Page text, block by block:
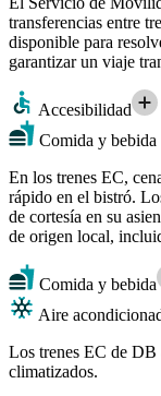
transferencias entre
disponible para
garantizar un viaje
Accesibilidad
Comida y bebida
En los trenes EC,
rápido en el bistró.
de cortesía en su
de origen local,
Comida y bebida
Aire
Los trenes EC de DB
climatizados.